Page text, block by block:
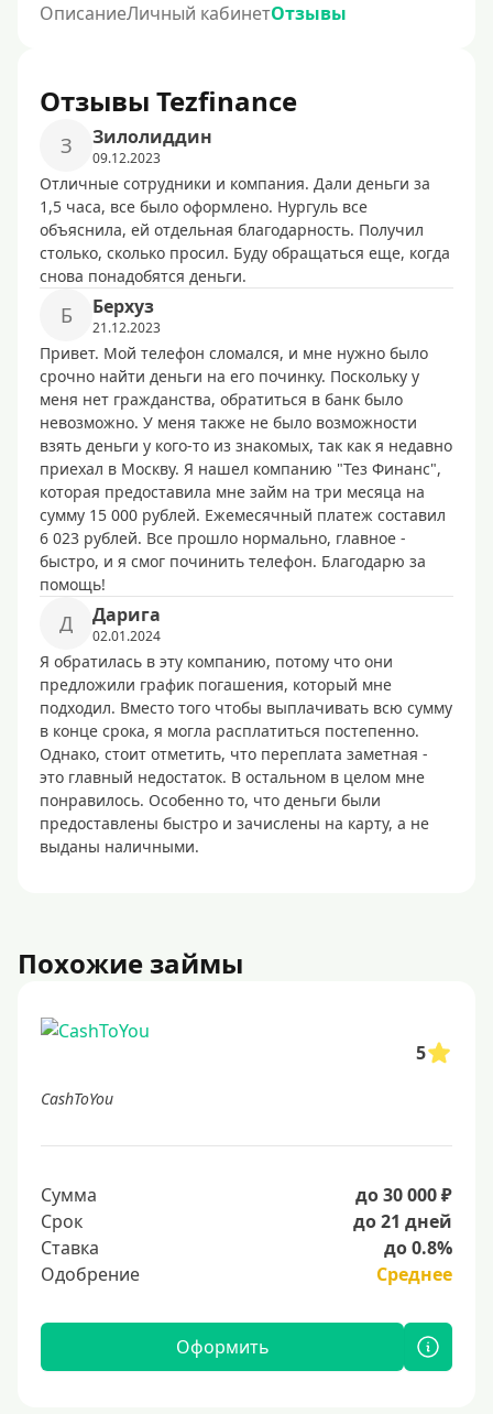
ОписаниеЛичный кабинетОтзывы
Отзывы Tezfinance
З Зилолиддин
09.12.2023
Отличные сотрудники и компания. Дали деньги за
1,5 часа, все было оформлено. Нургуль все
объяснила, ей отдельная благодарность. Получил
столько, сколько просил. Буду обращаться еще, когда
снова понадобятся деньги.
Б Берхуз
21.12.2023
Привет. Мой телефон сломался, и мне нужно было
срочно найти деньги на его починку. Поскольку у
меня нет гражданства, обратиться в банк было
невозможно. У меня также не было возможности
взять деньги у кого-то из знакомых, так как я недавно
приехал в Москву. Я нашел компанию "Тез Финанс",
которая предоставила мне займ на три месяца на
сумму 15 000 рублей. Ежемесячный платеж составил
6 023 рублей. Все прошло нормально, главное -
быстро, и я смог починить телефон. Благодарю за
помощь!
Д Дарига
02.01.2024
Я обратилась в эту компанию, потому что они
предложили график погашения, который мне
подходил. Вместо того чтобы выплачивать всю сумму
в конце срока, я могла расплатиться постепенно.
Однако, стоит отметить, что переплата заметная -
это главный недостаток. В остальном в целом мне
понравилось. Особенно то, что деньги были
предоставлены быстро и зачислены на карту, а не
выданы наличными.
Похожие займы
5
CashToYou
Сумма
до 30 000 ₽
Срок
до 21 дней
Ставка
до 0.8%
Одобрение
Среднее
Оформить